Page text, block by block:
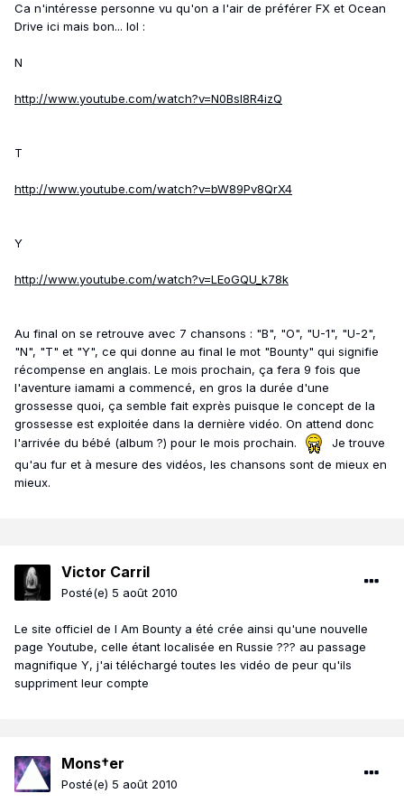
Ca n'intéresse personne vu qu'on a l'air de préférer FX et Ocean
Drive ici mais bon... lol :
N
http://www.youtube.com/watch?v=N0BsI8R4izQ
T
http://www.youtube.com/watch?v=bW89Pv8QrX4
Y
http://www.youtube.com/watch?v=LEoGQU_k78k
Au final on se retrouve avec 7 chansons : "B", "O", "U-1", "U-2",
"N", "T" et "Y", ce qui donne au final le mot "Bounty" qui signifie
récompense en anglais. Le mois prochain, ça fera 9 fois que
l'aventure iamami a commencé, en gros la durée d'une
grossesse quoi, ça semble fait exprès puisque le concept de la
grossesse est exploitée dans la dernière vidéo. On attend donc
l'arrivée du bébé (album ?) pour le mois prochain.
Je trouve
qu'au fur et à mesure des vidéos, les chansons sont de mieux en
mieux.
Victor Carril
Posté(e) 5 août 2010
Le site officiel de I Am Bounty a été crée ainsi qu'une nouvelle
page Youtube, celle étant localisée en Russie ??? au passage
magnifique Y, j'ai téléchargé toutes les vidéo de peur qu'ils
suppriment leur compte
Mons†er
Posté(e) 5 août 2010